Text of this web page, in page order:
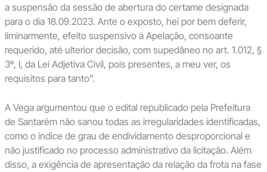
a suspensão da sessão de abertura do certame designada
para o dia 18.09.2023. Ante o exposto, hei por bem deferir,
liminarmente, efeito suspensivo à Apelação, consoante
requerido, até ulterior decisão, com supedâneo no art. 1.012, §
3º, I, da Lei Adjetiva Civil, pois presentes, a meu ver, os
requisitos para tanto”.
A Vega argumentou que o edital republicado pela Prefeitura
de Santarém não sanou todas as irregularidades identificadas,
como o índice de grau de endividamento desproporcional e
não justificado no processo administrativo da licitação. Além
disso, a exigência de apresentação da relação da frota na fase